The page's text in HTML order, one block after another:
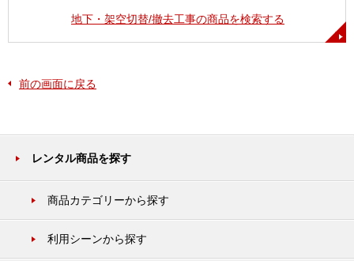
地下・架空切替/撤去工事の商品を検索する
前の画面に戻る
レンタル商品を探す
商品カテゴリーから探す
利用シーンから探す